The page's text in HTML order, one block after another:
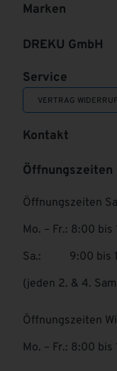
Marken
DREKU GmbH
Service
VERTRAG
Kontakt
Öffnungszeiten
Öffnungszeiten
Mo. – Fr.: 8:00 bis
Sa.: 9:00 bis
(jeden 2. & 4.
Öffnungszeiten
Mo. – Fr.: 8:00 bis